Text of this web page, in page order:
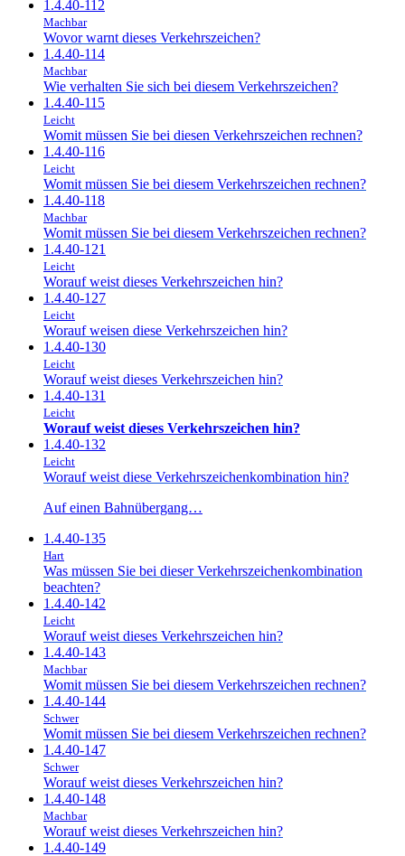
1.4.40-112
Machbar
Wovor warnt dieses Verkehrszeichen?
1.4.40-114
Machbar
Wie verhalten Sie sich bei diesem Verkehrszeichen?
1.4.40-115
Leicht
Womit müssen Sie bei diesen Verkehrszeichen rechnen?
1.4.40-116
Leicht
Womit müssen Sie bei diesem Verkehrszeichen rechnen?
1.4.40-118
Machbar
Womit müssen Sie bei diesem Verkehrszeichen rechnen?
1.4.40-121
Leicht
Worauf weist dieses Verkehrszeichen hin?
1.4.40-127
Leicht
Worauf weisen diese Verkehrszeichen hin?
1.4.40-130
Leicht
Worauf weist dieses Verkehrszeichen hin?
1.4.40-131
Leicht
Worauf weist dieses Verkehrszeichen hin?
1.4.40-132
Leicht
Worauf weist diese Verkehrszeichenkombination hin?
Auf einen Bahnübergang…
1.4.40-135
Hart
Was müssen Sie bei dieser Verkehrszeichenkombination
beachten?
1.4.40-142
Leicht
Worauf weist dieses Verkehrszeichen hin?
1.4.40-143
Machbar
Womit müssen Sie bei diesem Verkehrszeichen rechnen?
1.4.40-144
Schwer
Womit müssen Sie bei diesem Verkehrszeichen rechnen?
1.4.40-147
Schwer
Worauf weist dieses Verkehrszeichen hin?
1.4.40-148
Machbar
Worauf weist dieses Verkehrszeichen hin?
1.4.40-149